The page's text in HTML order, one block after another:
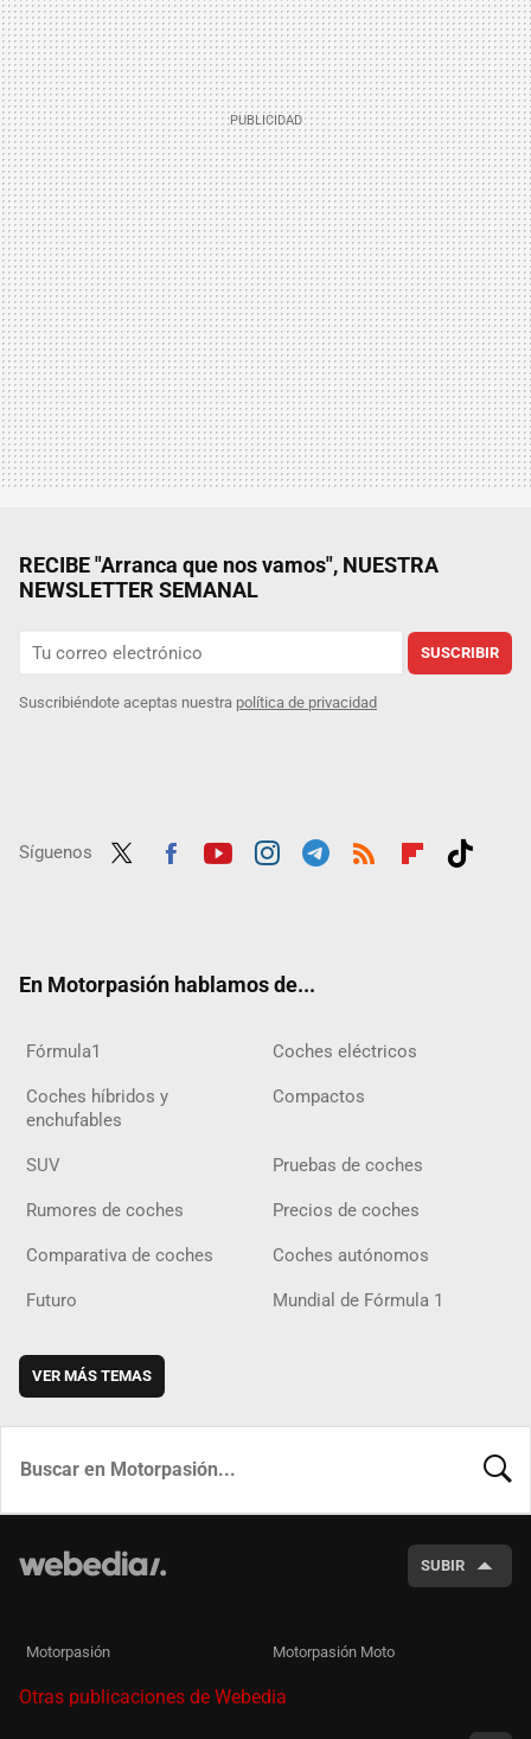
RECIBE "Arranca que nos vamos", NUESTRA
NEWSLETTER SEMANAL
SUSCRIBIR
Suscribiéndote aceptas nuestra política de privacidad
Síguenos
En Motorpasión hablamos de...
Fórmula1 Coches eléctricos
Coches híbridos y
enchufables
Compactos
SUV Pruebas de coches
Rumores de coches Precios de coches
Comparativa de coches Coches autónomos
Futuro Mundial de Fórmula 1
VER MÁS TEMAS
SUBIR
Motorpasión Motorpasión Moto
Otras publicaciones de Webedia